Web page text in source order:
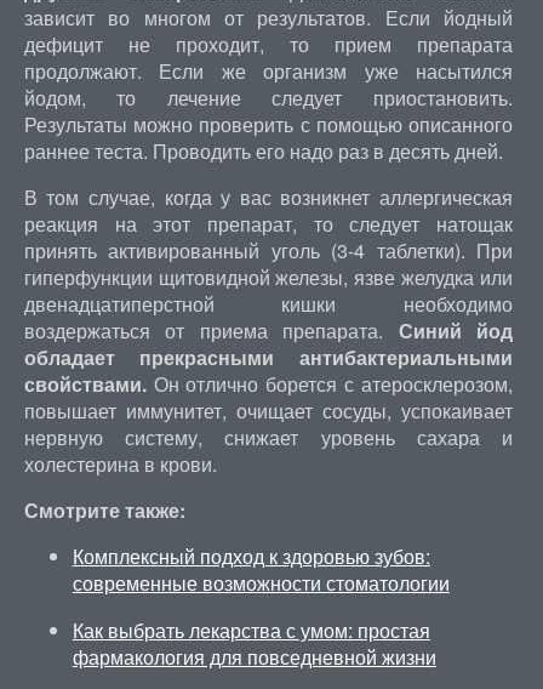
зависит во многом от результатов. Если йодный
дефицит не проходит, то прием препарата
продолжают. Если же организм уже насытился
йодом, то лечение следует приостановить.
Результаты можно проверить с помощью описанного
раннее теста. Проводить его надо раз в десять дней.
В том случае, когда у вас возникнет аллергическая
реакция на этот препарат, то следует натощак
принять активированный уголь (3-4 таблетки). При
гиперфункции щитовидной железы, язве желудка или
двенадцатиперстной кишки необходимо
воздержаться от приема препарата. Синий йод
обладает прекрасными антибактериальными
свойствами. Он отлично борется с атеросклерозом,
повышает иммунитет, очищает сосуды, успокаивает
нервную систему, снижает уровень сахара и
холестерина в крови.
Смотрите также:
Комплексный подход к здоровью зубов:
современные возможности стоматологии
Как выбрать лекарства с умом: простая
фармакология для повседневной жизни